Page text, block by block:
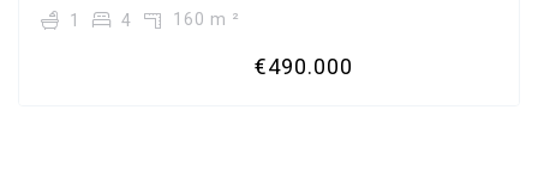
1 4 160 m ²
€490.000